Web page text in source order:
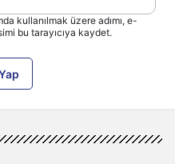
kullanılmak üzere adımı, e-
bu tarayıcıya kaydet.